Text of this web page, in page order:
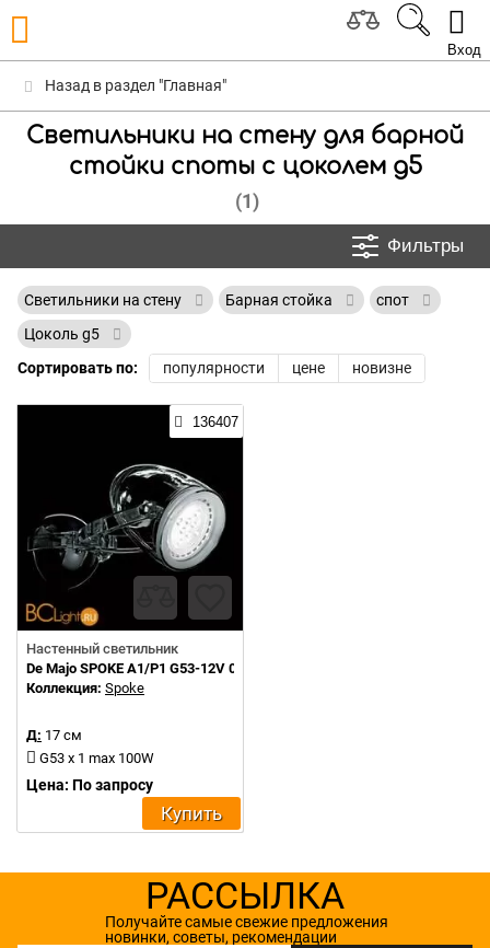
Вход
Назад в раздел "Главная"
Светильники на стену для барной
стойки споты с цоколем g5
(1)
Фильтры
Светильники на стену Барная стойка
спот
Цоколь g5
Сортировать по:
популярности цене новизне
136407
Настенный светильник
De Majo SPOKE A1/P1 G53-12V 0SPOK0A10
Коллекция: Spoke
Д: 17 см
G53 x 1 max 100W
Цена: По запросу
Купить
РАССЫЛКА
Получайте самые свежие предложения
новинки, советы, рекомендации